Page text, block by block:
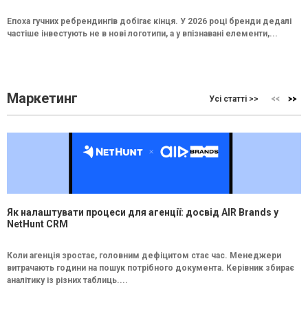
Епоха гучних ребрендингів добігає кінця. У 2026 році бренди дедалі
частіше інвестують не в нові логотипи, а у впізнавані елементи,...
Маркетинг Усі статті >>
Як налаштувати процеси для агенції: досвід AIR Brands у
NetHunt CRM
Коли агенція зростає, головним дефіцитом стає час. Менеджери
витрачають години на пошук потрібного документа. Керівник збирає
аналітику із різних таблиць....